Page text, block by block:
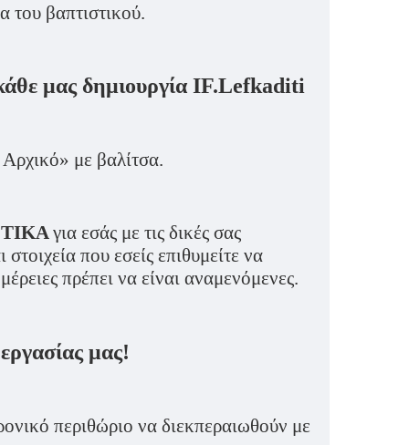
του βαπτιστικού.
μας δημιουργία IF.Lefkaditi
με βαλίτσα.
για εσάς με τις δικές σας
στοιχεία που εσείς επιθυμείτε να
πρέπει να είναι αναμενόμενες.
μας!
περιθώριο να διεκπεραιωθούν με